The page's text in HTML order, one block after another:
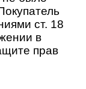
ст. 18
в
прав